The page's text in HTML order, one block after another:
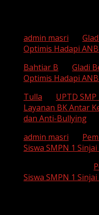
admin masri
Optimis Hadapi
Bahtiar B
Gladi
Optimis Hadapi
Tulla
UPTD
Layanan BK Antar
dan Anti-Bullying
admin masri
Siswa SMPN 1
Siswa SMPN 1